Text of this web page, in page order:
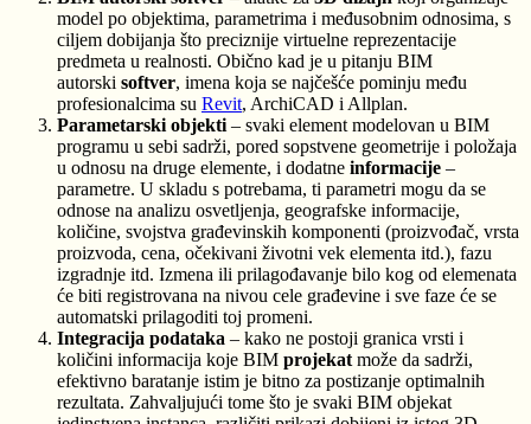
model po objektima, parametrima i međusobnim odnosima, s
ciljem dobijanja što preciznije virtuelne reprezentacije
predmeta u realnosti. Obično kad je u pitanju BIM
autorski softver, imena koja se najčešće pominju među
profesionalcima su Revit, ArchiCAD i Allplan.
Parametarski objekti – svaki element modelovan u BIM
programu u sebi sadrži, pored sopstvene geometrije i položaja
u odnosu na druge elemente, i dodatne informacije –
parametre. U skladu s potrebama, ti parametri mogu da se
odnose na analizu osvetljenja, geografske informacije,
količine, svojstva građevinskih komponenti (proizvođač, vrsta
proizvoda, cena, očekivani životni vek elementa itd.), fazu
izgradnje itd. Izmena ili prilagođavanje bilo kog od elemenata
će biti registrovana na nivou cele građevine i sve faze će se
automatski prilagoditi toj promeni.
Integracija podataka – kako ne postoji granica vrsti i
količini informacija koje BIM projekat može da sadrži,
efektivno baratanje istim je bitno za postizanje optimalnih
rezultata. Zahvaljujući tome što je svaki BIM objekat